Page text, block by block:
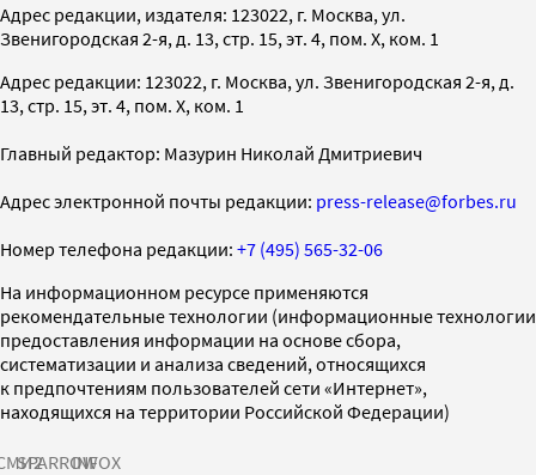
Адрес редакции, издателя: 123022, г. Москва, ул.
Звенигородская 2-я, д. 13, стр. 15, эт. 4, пом. X, ком. 1
Адрес редакции: 123022, г. Москва, ул. Звенигородская 2-я, д.
13, стр. 15, эт. 4, пом. X, ком. 1
Главный редактор: Мазурин Николай Дмитриевич
Адрес электронной почты редакции: press-release@forbes.ru
Номер телефона редакции: +7 (495) 565-32-06
На информационном ресурсе применяются
рекомендательные технологии (информационные технологии
предоставления информации на основе сбора,
систематизации и анализа сведений, относящихся
к предпочтениям пользователей сети «Интернет»,
находящихся на территории Российской Федерации)
SPARROWINFOX